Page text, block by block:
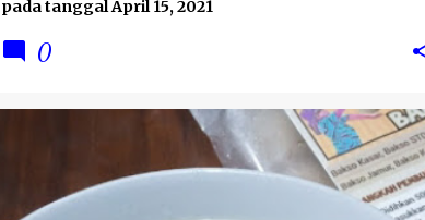
pada tanggalApril 15, 2021
0
PERJALANAN HATI